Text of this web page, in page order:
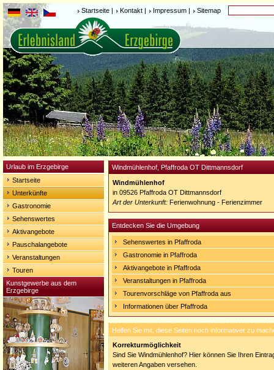
Startseite | Kontakt | Impressum | Sitemap
Urlaub im Erzgebirge
Startseite
Unterkünfte
Gastronomie
Sehenswertes
Aktivangebote
Pauschalangebote
Veranstaltungen
Touren
Kunstgewerbe aus dem
Erzgebirge
Windmühlenhof, Pfaffroda OT Dittmannsdorf
Windmühlenhof
in 09526 Pfaffroda OT Dittmannsdorf
Art der Unterkunft: Ferienwohnung - Ferienzimmer
Entdecken Sie die Umgebung
Sehenswertes in Pfaffroda
Gastronomie in Pfaffroda
Aktivangebote in Pfaffroda
Veranstaltungen in Pfaffroda
Tourenvorschläge von Pfaffroda aus
Informationen über Pfaffroda
Helfen Sie mit, diese Seiten noch informativer zu
Korrekturmöglichkeit
Sind Sie Windmühlenhof? Hier können Sie Ihren
weiteren Angaben versehen.